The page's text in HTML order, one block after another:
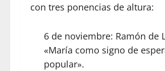
con tres ponencias de altura:
6 de noviembre: Ramón de
«María como signo de
popular».